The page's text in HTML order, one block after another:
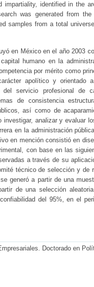
impartiality, identified in the
was generated from
samples from a total
en México en el año 2003
humano en la
por mérito como
apolítico y orientado
del servicio profesional de
de consistencia
así como de
analizar y evaluar
en la administración
en mención consistió en
con base en las
a través de su
técnico de selección y de
generó a partir de una
de una selección
del 95%, en el
Doctorado en